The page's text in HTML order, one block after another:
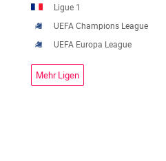
Ligue 1
UEFA Champions League
UEFA Europa League
Mehr Ligen